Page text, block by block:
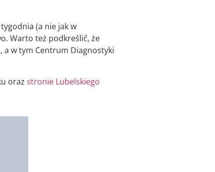
(a nie jak w
Warto też podkreślić, że
w tym Centrum Diagnostyki
oraz stronie Lubelskiego